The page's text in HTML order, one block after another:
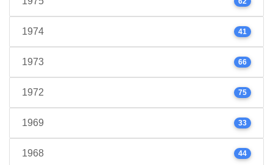
1974 41
1973 66
1972 75
1969 33
1968 44